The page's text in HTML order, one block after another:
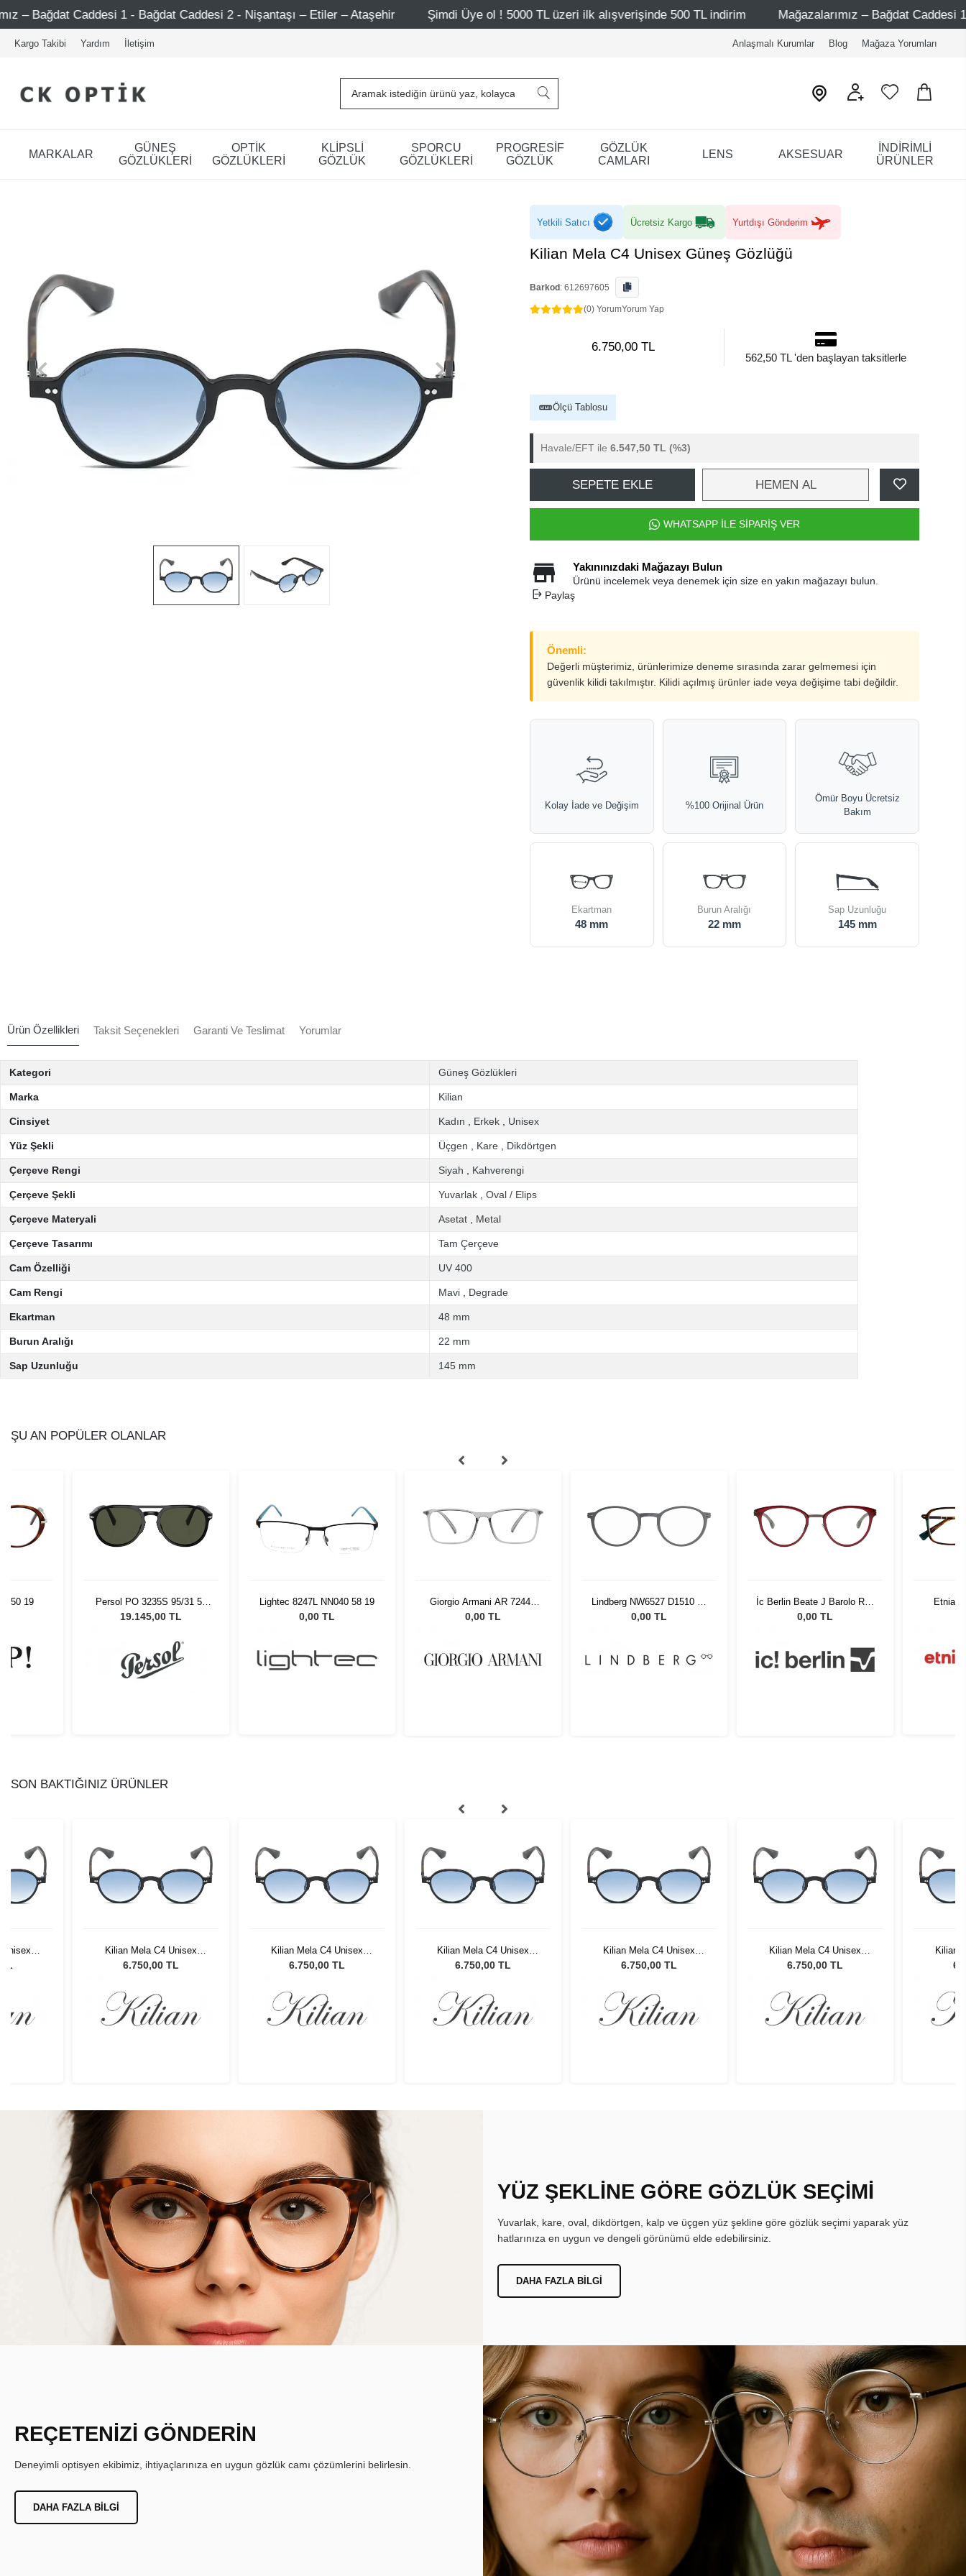
1 - Bağdat Caddesi 2 - Nişantaşı – Etiler – Ataşehir Şimdi Üye ol ! 5000 TL üzeri ilk alışverişinde 500 TL indirim Mağazalarımız – Bağdat Caddesi 1 - Bağdat
Kargo Takibi Yardım İletişim Anlaşmalı Kurumlar Blog Mağaza Yorumları
MARKALAR
GÜNEŞ
GÖZLÜKLERİ
OPTİK
GÖZLÜKLERİ
KLİPSLİ
GÖZLÜK
SPORCU
GÖZLÜKLERİ
PROGRESİF
GÖZLÜK
GÖZLÜK
CAMLARI
LENS AKSESUAR
İNDİRİMLİ
ÜRÜNLER
Yetkili Satıcı Ücretsiz Kargo Yurtdışı Gönderim
Kilian Mela C4 Unisex Güneş Gözlüğü
Barkod : 612697605
(0) YorumYorum Yap
6.750,00 TL
562,50 TL 'den başlayan taksitlerle
Ölçü Tablosu
Havale/EFT ile 6.547,50 TL (%3)
SEPETE EKLE HEMEN AL
WHATSAPP İLE SİPARİŞ VER
Yakınınızdaki Mağazayı Bulun
Ürünü incelemek veya denemek için size en yakın mağazayı bulun.
Paylaş
Önemli:
Değerli müşterimiz, ürünlerimize deneme sırasında zarar gelmemesi için
güvenlik kilidi takılmıştır. Kilidi açılmış ürünler iade veya değişime tabi değildir.
Kolay İade ve Değişim %100 Orijinal Ürün
Ömür Boyu Ücretsiz
Bakım
Ekartman
48 mm
Burun Aralığı
22 mm
Sap Uzunluğu
145 mm
Ürün Özellikleri Taksit Seçenekleri Garanti Ve Teslimat Yorumlar
Kategori Güneş Gözlükleri
Marka Kilian
Cinsiyet Kadın Erkek Unisex
Yüz Şekli Üçgen Kare Dikdörtgen
Çerçeve Rengi Siyah Kahverengi
Çerçeve Şekli Yuvarlak Oval / Elips
Çerçeve Materyali Asetat Metal
Çerçeve Tasarımı Tam Çerçeve
Cam Özelliği UV 400
Cam Rengi Mavi Degrade
Ekartman 48 mm
Burun Aralığı 22 mm
Sap Uzunluğu 145 mm
ŞU AN POPÜLER OLANLAR
50 19
Persol PO 3235S 95/31 55
Unisex Güneş Gözlüğü
19.145,00 TL
Lightec 8247L NN040 58 19
0,00 TL
Giorgio Armani AR 7244U
5948 53
0,00 TL
Lindberg NW6527 D1510 48
150
0,00 TL
İc Berlin Beate J Barolo Red
Teak 49
0,00 TL
Etnia
SON BAKTIĞINIZ ÜRÜNLER
Unisex
Kilian Mela C4 Unisex
Güneş Gözlüğü
6.750,00 TL
Kilian Mela C4 Unisex
Güneş Gözlüğü
6.750,00 TL
Kilian Mela C4 Unisex
Güneş Gözlüğü
6.750,00 TL
Kilian Mela C4 Unisex
Güneş Gözlüğü
6.750,00 TL
Kilian Mela C4 Unisex
Güneş Gözlüğü
6.750,00 TL
Kilian
YÜZ ŞEKLİNE GÖRE GÖZLÜK SEÇİMİ
Yuvarlak, kare, oval, dikdörtgen, kalp ve üçgen yüz şekline göre gözlük seçimi yaparak yüz
hatlarınıza en uygun ve dengeli görünümü elde edebilirsiniz.
DAHA FAZLA BILGI
REÇETENİZİ GÖNDERİN
Deneyimli optisyen ekibimiz, ihtiyaçlarınıza en uygun gözlük camı çözümlerini belirlesin.
DAHA FAZLA BILGI